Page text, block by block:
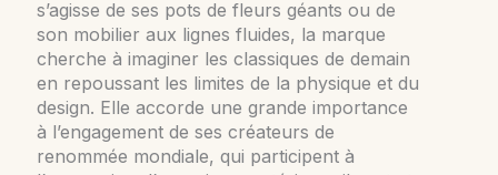
s’agisse de ses pots de fleurs géants ou de
son mobilier aux lignes fluides, la marque
cherche à imaginer les classiques de demain
en repoussant les limites de la physique et du
design. Elle accorde une grande importance
à l’engagement de ses créateurs de
renommée mondiale, qui participent à